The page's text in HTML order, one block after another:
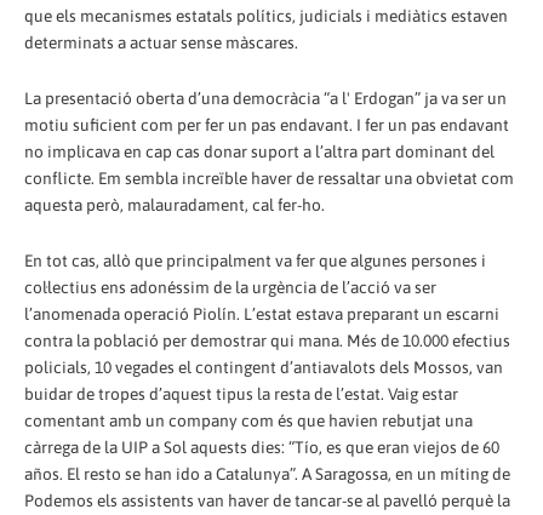
que els mecanismes estatals polítics, judicials i mediàtics estaven
determinats a actuar sense màscares.
La presentació oberta d’una democràcia “a l' Erdogan” ja va ser un
motiu suficient com per fer un pas endavant. I fer un pas endavant
no implicava en cap cas donar suport a l’altra part dominant del
conflicte. Em sembla increïble haver de ressaltar una obvietat com
aquesta però, malauradament, cal fer-ho.
En tot cas, allò que principalment va fer que algunes persones i
col·lectius ens adonéssim de la urgència de l’acció va ser
l’anomenada operació Piolín. L’estat estava preparant un escarni
contra la població per demostrar qui mana. Més de 10.000 efectius
policials, 10 vegades el contingent d’antiavalots dels Mossos, van
buidar de tropes d’aquest tipus la resta de l’estat. Vaig estar
comentant amb un company com és que havien rebutjat una
càrrega de la UIP a Sol aquests dies: “Tío, es que eran viejos de 60
años. El resto se han ido a Catalunya”. A Saragossa, en un míting de
Podemos els assistents van haver de tancar-se al pavelló perquè la